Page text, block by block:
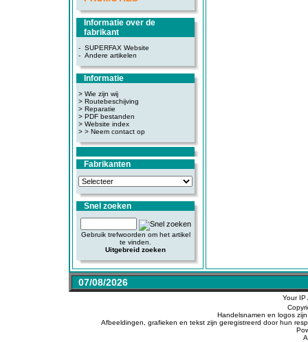
Informatie over de
fabrikant
- SUPERFAX Website
- Andere artikelen
Informatie
> Wie zijn wij
> Routebeschijving
> Reparatie
> PDF bestanden
> Website index
> > Neem contact op
Fabrikanten
Snel zoeken
Gebruik trefwoorden om het artikel
te vinden.
Uitgebreid zoeken
07/08/2026
Your IP
Handelsnamen en logos
Afbeeldingen, grafieken en tekst zijn geregistreerd door hun